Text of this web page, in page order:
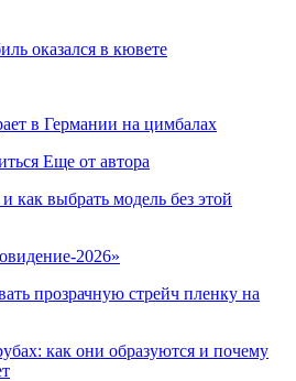
оказался в кювете
в Германии на цимбалах
Еще от автора
как выбрать модель без этой
2026»
прозрачную стрейч пленку на
как они образуются и почему